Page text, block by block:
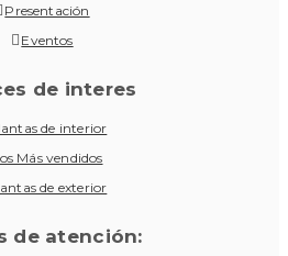
Presentación
Eventos
de interes
de interior
Más vendidos
de exterior
de atención: